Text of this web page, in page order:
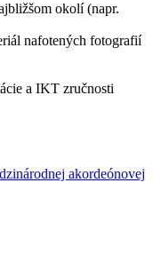
okolí (napr.
nafotených fotografií
a IKT zručnosti
akordeónovej